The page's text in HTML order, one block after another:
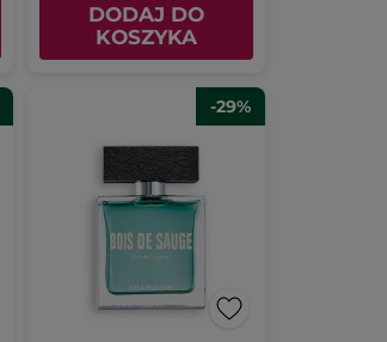
DODAJ DO
KOSZYKA
-29%